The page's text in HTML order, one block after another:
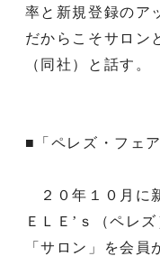
率と新規登録のア
だからこそサロン
（同社）と話す。
■「ペレズ・フェ
２０年１０月に
ＥＬＥ’ｓ（ペレ
「サロン」を会員